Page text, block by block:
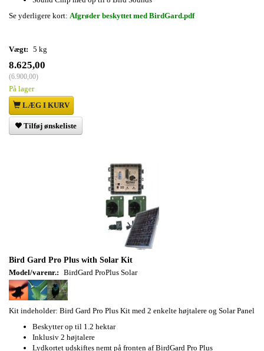
Se yderligere kort: Afgrøder beskyttet med BirdGard.pdf
Vægt: 5 kg
8.625,00
(6.900,00)
På lager
LÆG I KURV
Tilføj ønskeliste
Bird Gard Pro Plus with Solar Kit
Model/varenr.: BirdGard ProPlus Solar
Kit indeholder: Bird Gard Pro Plus Kit med 2 enkelte højtalere og Solar Panel
Beskytter op til 1.2 hektar
Inklusiv 2 højtalere
Lydkortet udskiftes nemt på fronten af BirdGard Pro Plus